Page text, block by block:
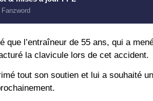
que l’entraîneur de 55 ans, qui a
la clavicule lors de cet accident.
tout son soutien et lui a souhaité